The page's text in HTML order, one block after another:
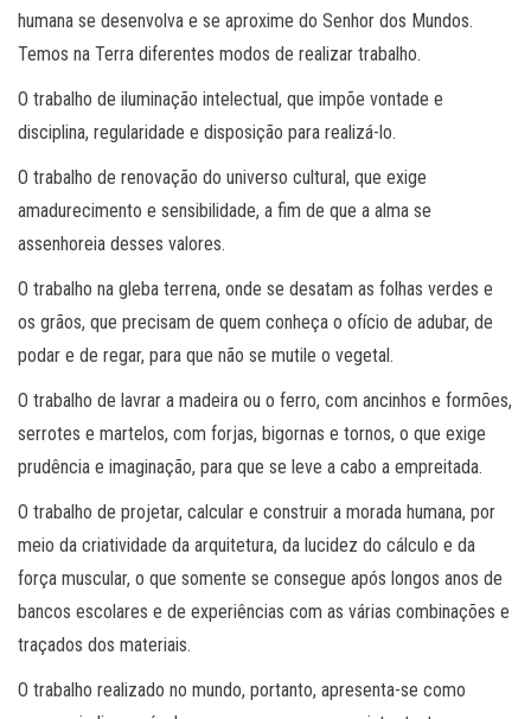
humana se desenvolva e se aproxime do Senhor dos Mundos.
Temos na Terra diferentes modos de realizar trabalho.
O trabalho de iluminação intelectual, que impõe vontade e
disciplina, regularidade e disposição para realizá-lo.
O trabalho de renovação do universo cultural, que exige
amadurecimento e sensibilidade, a fim de que a alma se
assenhoreia desses valores.
O trabalho na gleba terrena, onde se desatam as folhas verdes e
os grãos, que precisam de quem conheça o ofício de adubar, de
podar e de regar, para que não se mutile o vegetal.
O trabalho de lavrar a madeira ou o ferro, com ancinhos e formões,
serrotes e martelos, com forjas, bigornas e tornos, o que exige
prudência e imaginação, para que se leve a cabo a empreitada.
O trabalho de projetar, calcular e construir a morada humana, por
meio da criatividade da arquitetura, da lucidez do cálculo e da
força muscular, o que somente se consegue após longos anos de
bancos escolares e de experiências com as várias combinações e
traçados dos materiais.
O trabalho realizado no mundo, portanto, apresenta-se como